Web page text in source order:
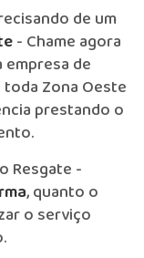
de um
- Chame agora
empresa de
Zona Oeste
prestando o
Resgate -
, quanto o
o serviço